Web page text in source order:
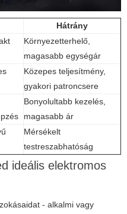
Hátrány
Környezetterhelő,
magasabb egységár
Közepes teljesítmény,
gyakori patroncsere
Bonyolultabb kezelés,
magasabb ár
Mérsékelt
testreszabhatóság
ideális elektromos
- alkalmi vagy